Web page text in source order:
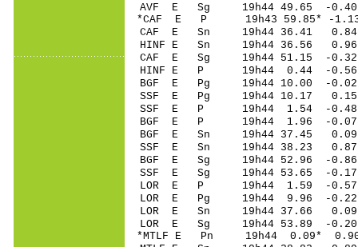
AVF E Sg 19h44 49.65 -
*CAF E P 19h43 59.85* -1.13
CAF E Sn 19h44 36.41
HINF E Sn 19h44 36.56
CAF E Sg 19h44 51.15 -
HINF E P 19h44 0.44 -
BGF E Pg 19h44 10.00 -0.02
SSF E Pg 19h44 10.17 0.15
SSF E P 19h44 1.54 -0.48
BGF E P 19h44 1.96 -0.07
BGF E Sn 19h44 37.45 0.09
SSF E Sn 19h44 38.23 0.87
BGF E Sg 19h44 52.96 -
SSF E Sg 19h44 53.65 -
LOR E P 19h44 1.59 -0.57
LOR E Pg 19h44 9.96 -0.22
LOR E Sn 19h44 37.66 0.09
LOR E Sg 19h44 53.89 -
*MTLF E Pn 19h44 0.09* 0.90